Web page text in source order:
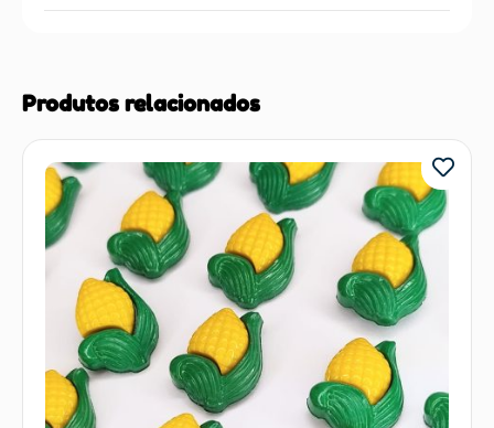
Produtos relacionados